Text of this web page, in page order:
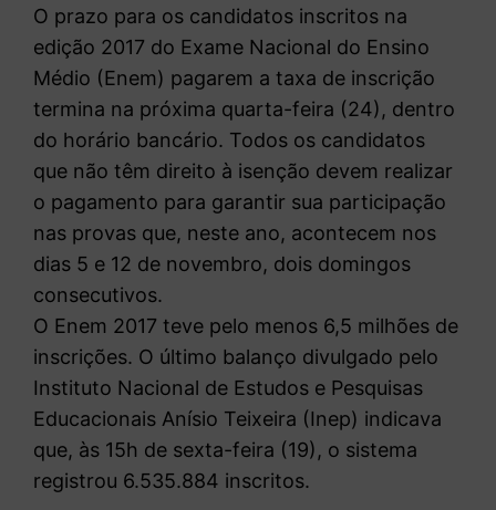
O prazo para os candidatos inscritos na
edição 2017 do Exame Nacional do Ensino
Médio (Enem) pagarem a taxa de inscrição
termina na próxima quarta-feira (24), dentro
do horário bancário. Todos os candidatos
que não têm direito à isenção devem realizar
o pagamento para garantir sua participação
nas provas que, neste ano, acontecem nos
dias 5 e 12 de novembro, dois domingos
consecutivos.
O Enem 2017 teve pelo menos 6,5 milhões de
inscrições. O último balanço divulgado pelo
Instituto Nacional de Estudos e Pesquisas
Educacionais Anísio Teixeira (Inep) indicava
que, às 15h de sexta-feira (19), o sistema
registrou 6.535.884 inscritos.